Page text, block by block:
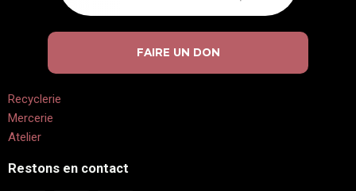
FAIRE UN DON
Recyclerie
Mercerie
Atelier
Restons en contact